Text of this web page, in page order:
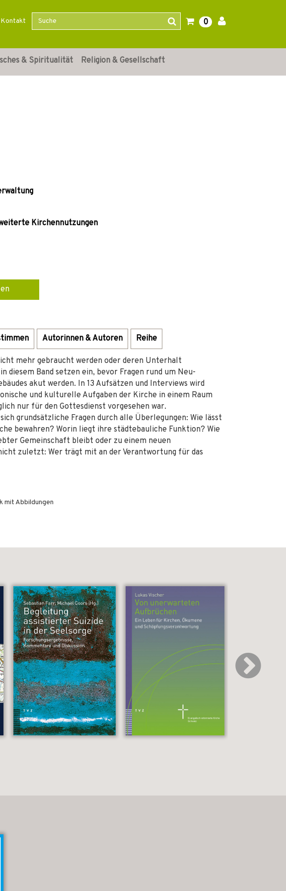
Kontakt 0
& Spiritualität Religion & Gesellschaft
Kirchennutzungen
Autorinnen & Autoren Reihe
mehr gebraucht werden oder deren Unterhalt
diesem Band setzen ein, bevor Fragen rund um Neu-
akut werden. In 13 Aufsätzen und Interviews wird
und kulturelle Aufgaben der Kirche in einem Raum
nur für den Gottesdienst vorgesehen war.
grundsätzliche Fragen durch alle Überlegungen: Wie lässt
bewahren? Worin liegt ihre städtebauliche Funktion? Wie
Gemeinschaft bleibt oder zu einem neuen
zuletzt: Wer trägt mit an der Verantwortung für das
mit Abbildungen